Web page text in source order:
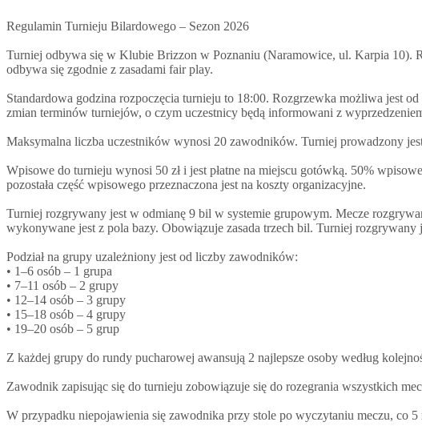
Regulamin Turnieju Bilardowego – Sezon 2026
Turniej odbywa się w Klubie Brizzon w Poznaniu (Naramowice, ul. Karpia 10).
odbywa się zgodnie z zasadami fair play.
Standardowa godzina rozpoczęcia turnieju to 18:00. Rozgrzewka możliwa jest
zmian terminów turniejów, o czym uczestnicy będą informowani z
Maksymalna liczba uczestników wynosi 20 zawodników. Turniej prowadzony
Wpisowe do turnieju wynosi 50 zł i jest płatne na miejscu gotówką. 50%
pozostała część wpisowego przeznaczona jest na koszty organizacyjne.
Turniej rozgrywany jest w odmianę 9 bil w systemie grupowym. Mecze
wykonywane jest z pola bazy. Obowiązuje zasada trzech bil. Turniej rozgrywany
Podział na grupy uzależniony jest od liczby zawodników:
• 1–6 osób – 1 grupa
• 7–11 osób – 2 grupy
• 12–14 osób – 3 grupy
• 15–18 osób – 4 grupy
• 19–20 osób – 5 grup
Z każdej grupy do rundy pucharowej awansują 2 najlepsze osoby według
Zawodnik zapisując się do turnieju zobowiązuje się do rozegrania wszystkich
W przypadku niepojawienia się zawodnika przy stole po wyczytaniu meczu, co